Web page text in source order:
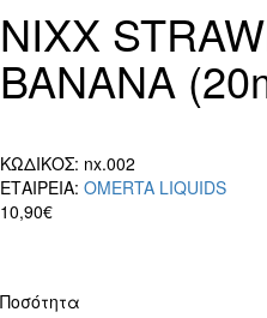
NIXX
BANANA
ΚΩΔΙΚΟΣ: nx.002
ΕΤΑΙΡΕΙΑ: OMERTA LIQUIDS
10,90€
Ποσότητα